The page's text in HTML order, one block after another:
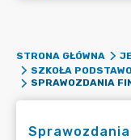
STRONA GŁÓWNA
SZKOŁA
SPRAWOZDANIA